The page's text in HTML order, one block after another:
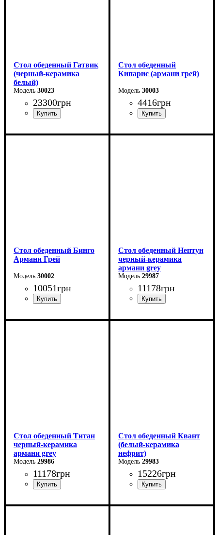
Стол обеденный Гатвик
(черный-керамика
белый)
30023
23300грн
Длина: 130 (+60) см
Стол обеденный
Кипарис (армани грей)
30003
4416грн
Длина: 120 см
Стол обеденный Бинго
Армани Грей
30002
10051грн
Ширина: 140 см
Стол обеденный Нептун
черный-керамика
армани grey
29987
11178грн
Ширина: 110 см
Стол обеденный Титан
черный-керамика
армани grey
29986
11178грн
Длина: 110 см
Стол обеденный Квант
(белый-керамика
нефрит)
29983
15226грн
Длина - 160 (+60) см